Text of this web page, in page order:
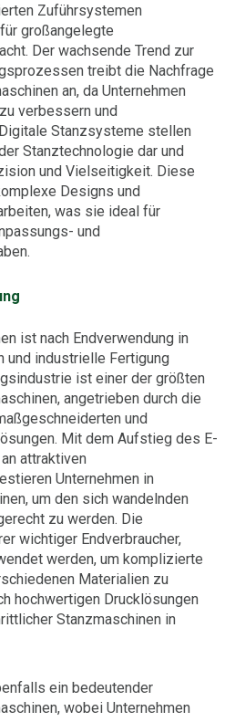
Zuführsystemen
großangelegte
Der wachsende Trend zur
treibt die Nachfrage
an, da Unternehmen
verbessern und
Stanzsysteme stellen
Stanztechnologie dar und
und Vielseitigkeit. Diese
Designs und
was sie ideal für
und
ist nach Endverwendung in
und industrielle Fertigung
ist einer der größten
angetrieben durch die
und
Mit dem Aufstieg des E-
attraktiven
Unternehmen in
um den sich wandelnden
zu werden. Die
wichtiger Endverbraucher,
werden, um komplizierte
Materialien zu
hochwertigen Drucklösungen
Stanzmaschinen in
ein bedeutender
wobei Unternehmen